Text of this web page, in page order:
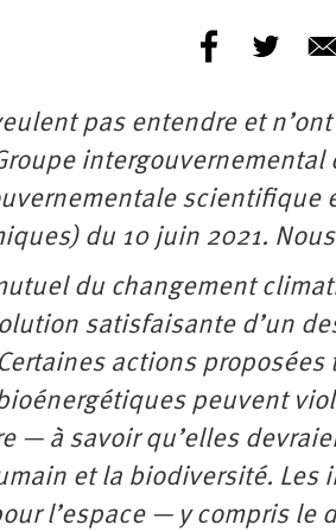
pas entendre et
intergouvernemental
du 10 juin 2021.
du changement
satisfaisante d’un
actions
peuvent
— à savoir qu’elles
et la biodiversité.
l’espace — y compris le